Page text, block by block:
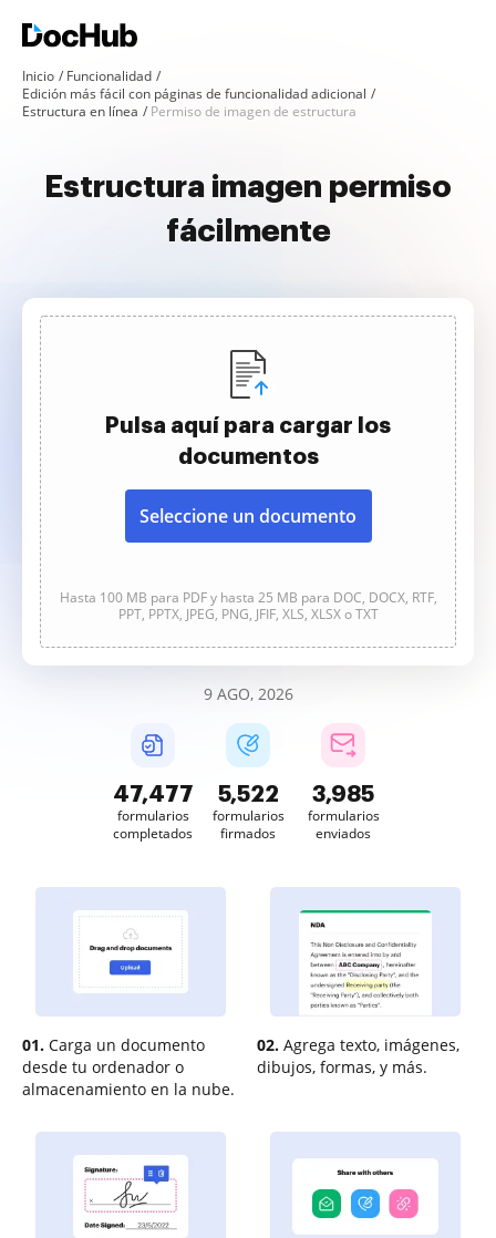
Inicio
Funcionalidad
Edición más fácil con páginas de funcionalidad adicional
Estructura en línea
Permiso de imagen de estructura
Estructura imagen permiso
fácilmente
Pulsa aquí para cargar los
documentos
Seleccione un documento
Hasta 100 MB para PDF y hasta 25 MB para DOC, DOCX, RTF,
PPT, PPTX, JPEG, PNG, JFIF, XLS, XLSX o TXT
9 AGO, 2026
47,477
formularios
completados
5,522
formularios
firmados
3,985
formularios
enviados
01. Carga un documento
desde tu ordenador o
almacenamiento en la nube.
02. Agrega texto, imágenes,
dibujos, formas, y más.